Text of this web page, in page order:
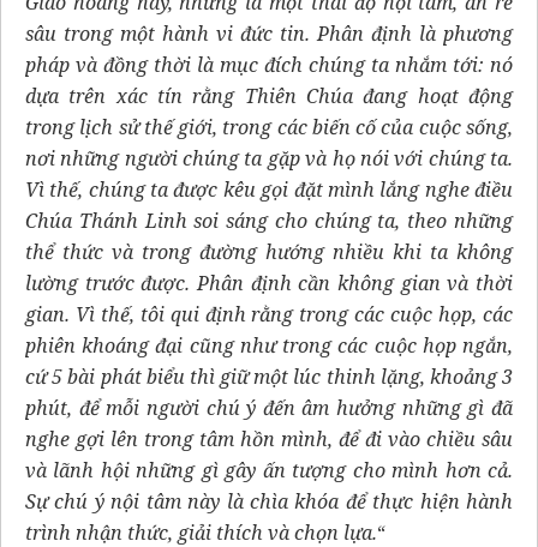
sâu trong một hành vi đức tin. Phân định là phương
pháp và đồng thời là mục đích chúng ta nhắm tới: nó
dựa trên xác tín rằng Thiên Chúa đang hoạt động
trong lịch sử thế giới, trong các biến cố của cuộc sống,
nơi những người chúng ta gặp và họ nói với chúng ta.
Vì thế, chúng ta được kêu gọi đặt mình lắng nghe điều
Chúa Thánh Linh soi sáng cho chúng ta, theo những
thể thức và trong đường hướng nhiều khi ta không
lường trước được. Phân định cần không gian và thời
gian. Vì thế, tôi qui định rằng trong các cuộc họp, các
phiên khoáng đại cũng như trong các cuộc họp ngắn,
cứ 5 bài phát biểu thì giữ một lúc thinh lặng, khoảng 3
phút, để mỗi người chú ý đến âm hưởng những gì đã
nghe gợi lên trong tâm hồn mình, để đi vào chiều sâu
và lãnh hội những gì gây ấn tượng cho mình hơn cả.
Sự chú ý nội tâm này là chìa khóa để thực hiện hành
trình nhận thức, giải thích và chọn lựa.“